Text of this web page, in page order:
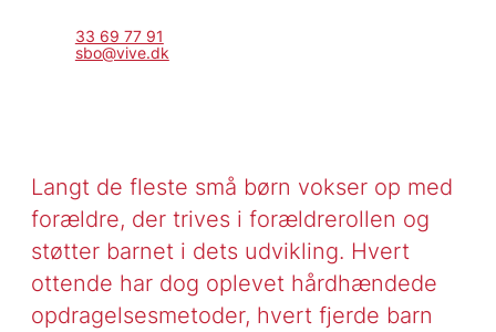
33 69 77 91
sbo@vive.dk
Langt de fleste små børn vokser op med
forældre, der trives i forældrerollen og
støtter barnet i dets udvikling. Hvert
ottende har dog oplevet hårdhændede
opdragelsesmetoder, hvert fjerde barn